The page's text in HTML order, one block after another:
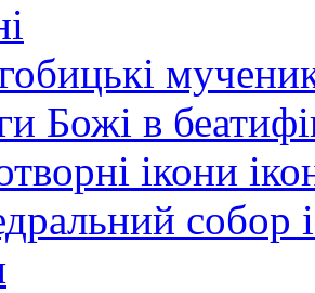
Божі в
ікони
собор